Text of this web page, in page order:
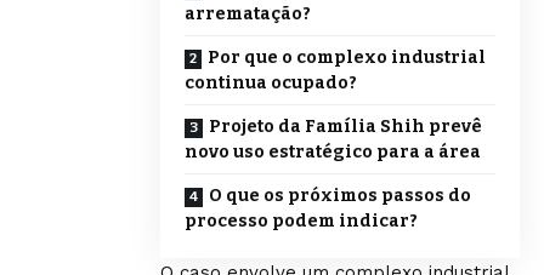
arrematação?
Por que o complexo industrial
continua ocupado?
Projeto da Família Shih prevê
novo uso estratégico para a área
O que os próximos passos do
processo podem indicar?